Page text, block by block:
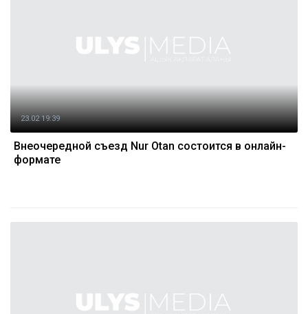
23.02 19:39
Внеочередной съезд Nur Otan состоится в онлайн-
формате